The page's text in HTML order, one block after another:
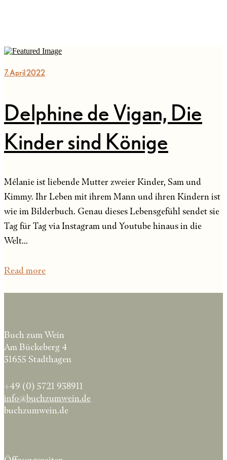
7. April 2022
Delphine de Vigan, Die
Kinder sind Könige
Mélanie ist liebende Mutter zweier Kinder, Sam und
Kimmy. Ihr Leben mit ihrem Mann und ihren Kindern ist
wie im Bilderbuch. Genau dieses Lebensgefühl sendet sie
Tag für Tag via Instagram und Youtube hinaus in die
Welt...
Read more
Buch zum Wein
Am Bückeberg 4
31655 Stadthagen
+49 (0) 5721 938911
info@buchzumwein.de
buchzumwein.de